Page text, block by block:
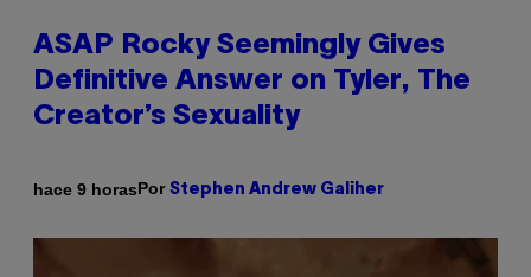
ASAP Rocky Seemingly Gives
Definitive Answer on Tyler, The
Creator’s Sexuality
hace 9 horasPor Stephen Andrew Galiher